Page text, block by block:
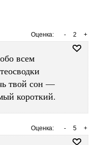
Оценка: +
2
-
всем
твой сон —
короткий.
Оценка: +
5
-